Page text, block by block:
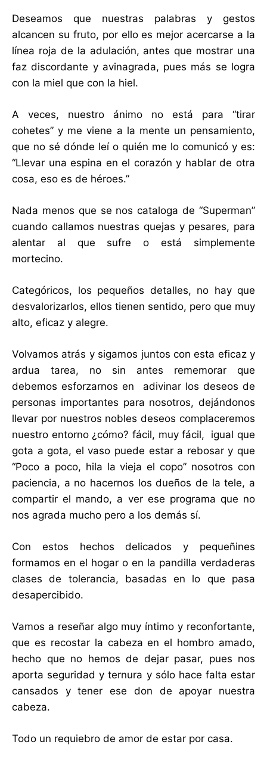
Deseamos que nuestras palabras y gestos
alcancen su fruto, por ello es mejor acercarse a la
línea roja de la adulación, antes que mostrar una
faz discordante y avinagrada, pues más se logra
con la miel que con la hiel.
A veces, nuestro ánimo no está para “tirar
cohetes” y me viene a la mente un pensamiento,
que no sé dónde leí o quién me lo comunicó y es:
“Llevar una espina en el corazón y hablar de otra
cosa, eso es de héroes.”
Nada menos que se nos cataloga de “Superman”
cuando callamos nuestras quejas y pesares, para
alentar al que sufre o está simplemente
mortecino.
Categóricos, los pequeños detalles, no hay que
desvalorizarlos, ellos tienen sentido, pero que muy
alto, eficaz y alegre.
Volvamos atrás y sigamos juntos con esta eficaz y
ardua tarea, no sin antes rememorar que
debemos esforzarnos en adivinar los deseos de
personas importantes para nosotros, dejándonos
llevar por nuestros nobles deseos complaceremos
nuestro entorno ¿cómo? fácil, muy fácil, igual que
gota a gota, el vaso puede estar a rebosar y que
“Poco a poco, hila la vieja el copo” nosotros con
paciencia, a no hacernos los dueños de la tele, a
compartir el mando, a ver ese programa que no
nos agrada mucho pero a los demás sí.
Con estos hechos delicados y pequeñines
formamos en el hogar o en la pandilla verdaderas
clases de tolerancia, basadas en lo que pasa
desapercibido.
Vamos a reseñar algo muy íntimo y reconfortante,
que es recostar la cabeza en el hombro amado,
hecho que no hemos de dejar pasar, pues nos
aporta seguridad y ternura y sólo hace falta estar
cansados y tener ese don de apoyar nuestra
cabeza.
Todo un requiebro de amor de estar por casa.